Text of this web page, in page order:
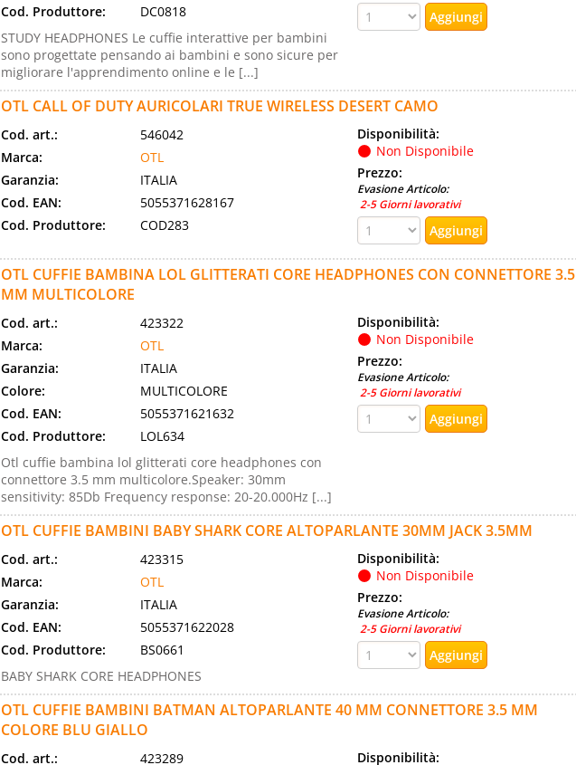
Cod. Produttore:
DC0818
STUDY HEADPHONES Le cuffie interattive per bambini
sono progettate pensando ai bambini e sono sicure per
migliorare l'apprendimento online e le [...]
OTL CALL OF DUTY AURICOLARI TRUE WIRELESS DESERT CAMO
Cod. art.:
546042
Marca:
OTL
Garanzia:
ITALIA
Cod. EAN:
5055371628167
Cod. Produttore:
COD283
Disponibilità:
Non Disponibile
Prezzo:
Evasione Articolo:
2-5 Giorni lavorativi
OTL CUFFIE BAMBINA LOL GLITTERATI CORE HEADPHONES CON CONNETTORE 3.5
MM MULTICOLORE
Cod. art.:
423322
Marca:
OTL
Garanzia:
ITALIA
Colore:
MULTICOLORE
Cod. EAN:
5055371621632
Cod. Produttore:
LOL634
Otl cuffie bambina lol glitterati core headphones con
connettore 3.5 mm multicolore.Speaker: 30mm
sensitivity: 85Db Frequency response: 20-20.000Hz [...]
Disponibilità:
Non Disponibile
Prezzo:
Evasione Articolo:
2-5 Giorni lavorativi
OTL CUFFIE BAMBINI BABY SHARK CORE ALTOPARLANTE 30MM JACK 3.5MM
Cod. art.:
423315
Marca:
OTL
Garanzia:
ITALIA
Cod. EAN:
5055371622028
Cod. Produttore:
BS0661
BABY SHARK CORE HEADPHONES
Disponibilità:
Non Disponibile
Prezzo:
Evasione Articolo:
2-5 Giorni lavorativi
OTL CUFFIE BAMBINI BATMAN ALTOPARLANTE 40 MM CONNETTORE 3.5 MM
COLORE BLU GIALLO
Cod. art.: 423289 Disponibilità: